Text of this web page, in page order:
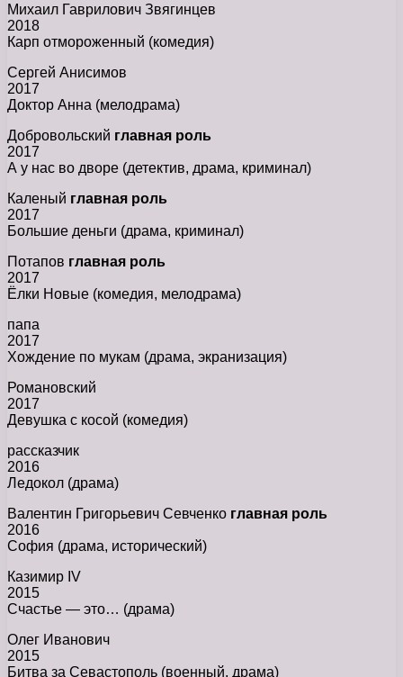
Михаил Гаврилович Звягинцев
2018
Карп отмороженный (комедия)
Сергей Анисимов
2017
Доктор Анна (мелодрама)
Добровольский главная роль
2017
А у нас во дворе (детектив, драма, криминал)
Каленый главная роль
2017
Большие деньги (драма, криминал)
Потапов главная роль
2017
Ёлки Новые (комедия, мелодрама)
папа
2017
Хождение по мукам (драма, экранизация)
Романовский
2017
Девушка с косой (комедия)
рассказчик
2016
Ледокол (драма)
Валентин Григорьевич Севченко главная роль
2016
София (драма, исторический)
Казимир IV
2015
Счастье — это… (драма)
Олег Иванович
2015
Битва за Севастополь (военный, драма)